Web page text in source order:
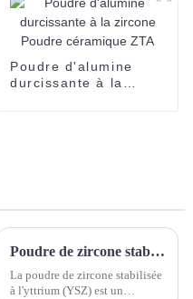
Poudre d'alumine
durcissante à la
Poudre de zircone stabilisée à l'yttrium (YSZ)
La poudre de zircone stabilisée
à l'yttrium (YSZ) est un